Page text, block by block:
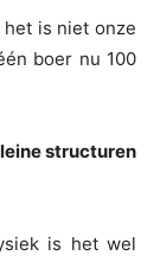
het is niet onze
boer nu 100
structuren
is het wel